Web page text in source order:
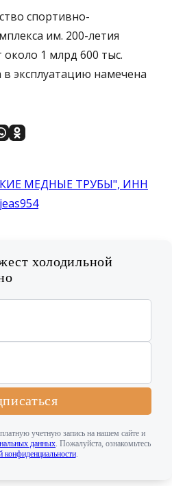
спортивно-
им. 200-летия
1 млрд 600 тыс.
в эксплуатацию намечена
холодильной
учетную запись на нашем сайте и
данных . Пожалуйста, ознакомьтесь
конфиденциальности.